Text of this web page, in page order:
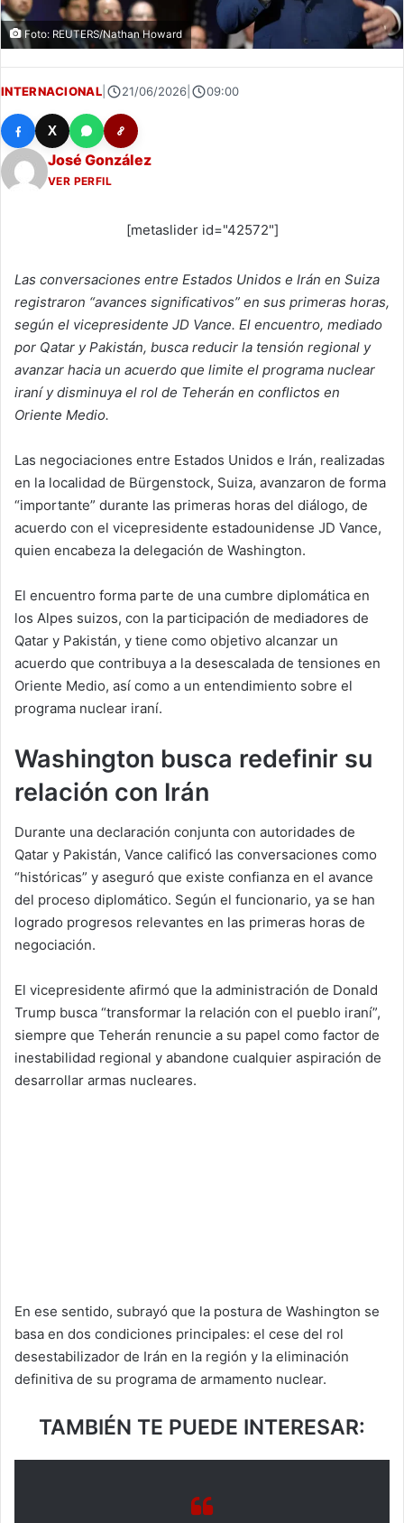
Foto: REUTERS/Nathan Howard
INTERNACIONAL| 21/06/2026| 09:00
X
José González
VER PERFIL
[metaslider id="42572"]
Las conversaciones entre Estados Unidos e Irán en Suiza
registraron “avances significativos” en sus primeras horas,
según el vicepresidente JD Vance. El encuentro, mediado
por Qatar y Pakistán, busca reducir la tensión regional y
avanzar hacia un acuerdo que limite el programa nuclear
iraní y disminuya el rol de Teherán en conflictos en
Oriente Medio.
Las negociaciones entre Estados Unidos e Irán, realizadas
en la localidad de Bürgenstock, Suiza, avanzaron de forma
“importante” durante las primeras horas del diálogo, de
acuerdo con el vicepresidente estadounidense JD Vance,
quien encabeza la delegación de Washington.
El encuentro forma parte de una cumbre diplomática en
los Alpes suizos, con la participación de mediadores de
Qatar y Pakistán, y tiene como objetivo alcanzar un
acuerdo que contribuya a la desescalada de tensiones en
Oriente Medio, así como a un entendimiento sobre el
programa nuclear iraní.
Washington busca redefinir su
relación con Irán
Durante una declaración conjunta con autoridades de
Qatar y Pakistán, Vance calificó las conversaciones como
“históricas” y aseguró que existe confianza en el avance
del proceso diplomático. Según el funcionario, ya se han
logrado progresos relevantes en las primeras horas de
negociación.
El vicepresidente afirmó que la administración de Donald
Trump busca “transformar la relación con el pueblo iraní”,
siempre que Teherán renuncie a su papel como factor de
inestabilidad regional y abandone cualquier aspiración de
desarrollar armas nucleares.
En ese sentido, subrayó que la postura de Washington se
basa en dos condiciones principales: el cese del rol
desestabilizador de Irán en la región y la eliminación
definitiva de su programa de armamento nuclear.
TAMBIÉN TE PUEDE INTERESAR: